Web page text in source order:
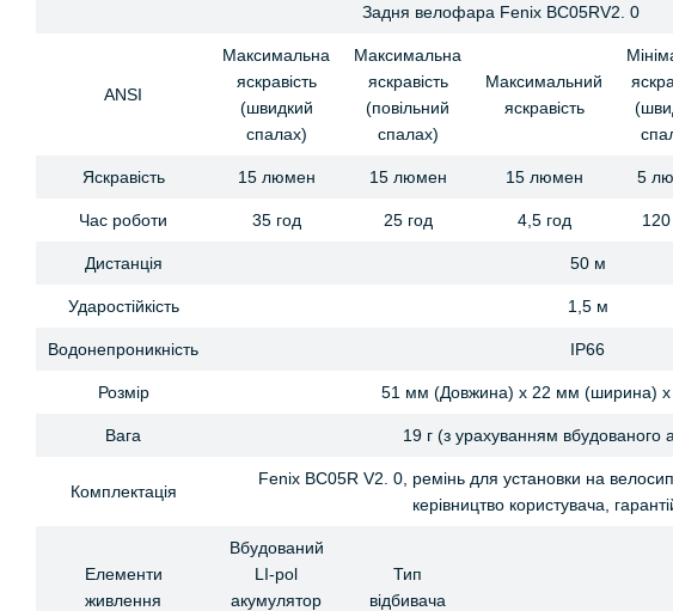
Задня велофара Fenix BC05RV2. 0
ANSI
Максимальна
яскравість
(швидкий
спалах)
Максимальна
яскравість
(повільний
спалах)
Максимальний
яскравість
Яскравість 15 люмен 15 люмен 15 люмен 5
Час роботи 35 год 25 год 4,5 год 120
Дистанція 50 м
Ударостійкість 1,5 м
Водонепроникність IP66
Розмір 51 мм (Довжина) х 22 мм (ширина)
Вага 19 г (з урахуванням вбудованого
Комплектація
Fenix BC05R V2. 0, ремінь для установки на
керівництво користувача,
Елементи
живлення
Вбудований
LI-pol
акумулятор
Тип
відбивача